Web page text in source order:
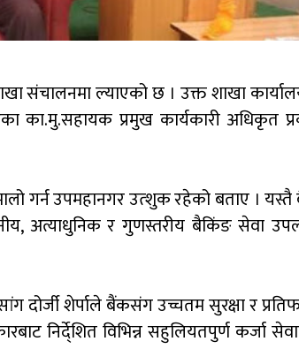
संचालनमा ल्याएको छ । उक्त शाखा
का.मु.सहायक प्रमुख कार्यकारी अधिकृत
गर्न उपमहानगर उत्शुक रहेको बताए ।
अत्याधुनिक र गुणस्तरीय बैकिंङ सेवा
दोर्जी शेर्पाले बैंकसंग उच्चतम सुरक्षा र
निर्दे्शित विभिन्न सहुलियतपुर्ण कर्जा